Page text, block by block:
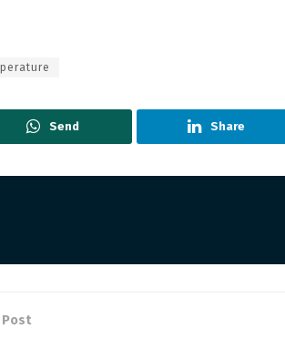
Send Share
Post